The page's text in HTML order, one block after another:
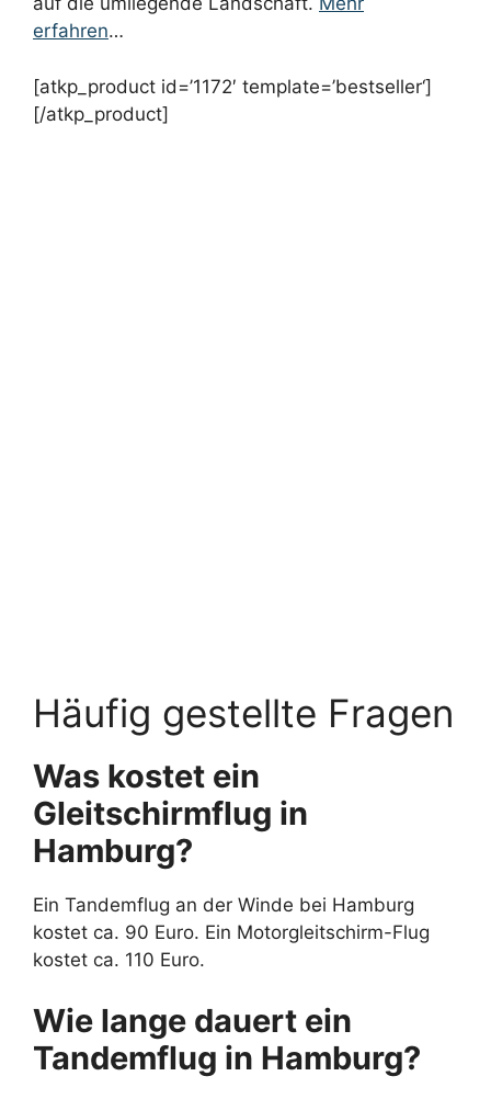
erfahren…
[atkp_product id=’1172′ template=’bestseller‘]
[/atkp_product]
Häufig gestellte Fragen
Was kostet ein
Gleitschirmflug in
Hamburg?
Ein Tandemflug an der Winde bei Hamburg
kostet ca. 90 Euro. Ein Motorgleitschirm-Flug
kostet ca. 110 Euro.
Wie lange dauert ein
Tandemflug in Hamburg?